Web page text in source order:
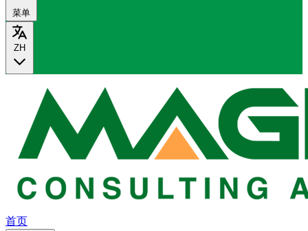
菜单
ZH
首页